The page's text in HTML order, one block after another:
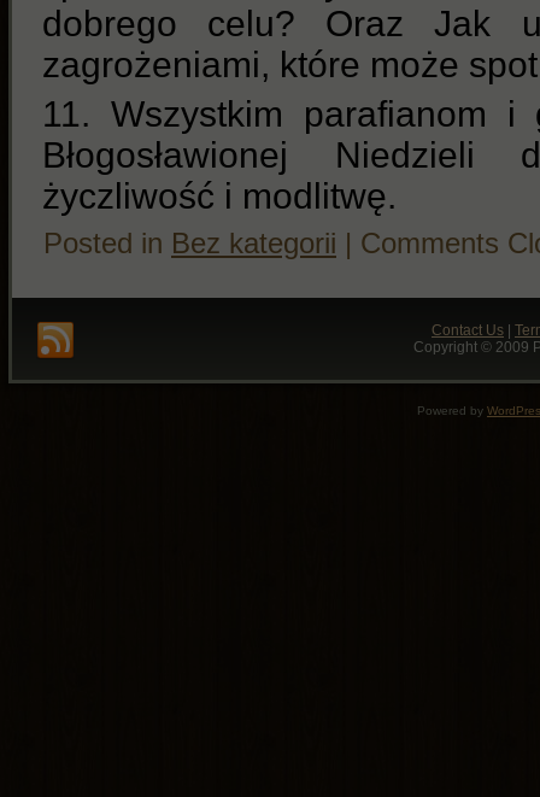
dobrego celu? Oraz Jak
zagrożeniami, które może
11. Wszystkim parafianom
Błogosławionej
życzliwość i modlitwę.
Posted in Bez kategorii | Comments
Contact Us |
Copyright © 2009
Powered by